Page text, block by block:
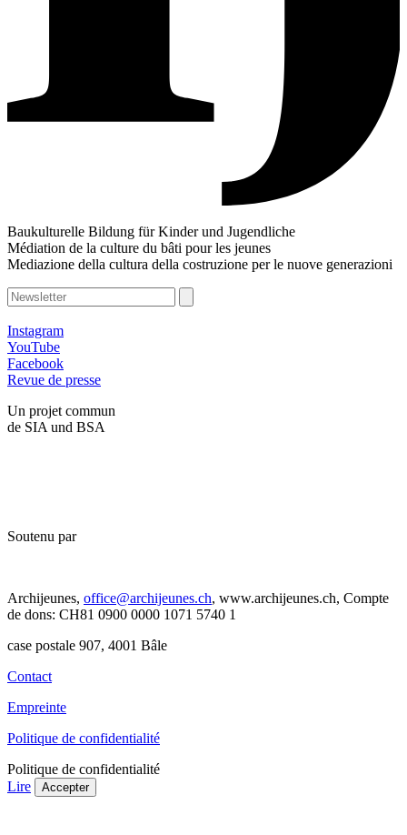
Baukulturelle Bildung für Kinder und Jugendliche
Médiation de la culture du bâti pour les jeunes
Mediazione della cultura della costruzione per le nuove generazioni
Instagram
YouTube
Facebook
Revue de presse
Un projet commun
de SIA und BSA
Soutenu par
Archijeunes, office@archijeunes.ch, www.archijeunes.ch, Compte
de dons: CH81 0900 0000 1071 5740 1
case postale 907, 4001 Bâle
Contact
Empreinte
Politique de confidentialité
Politique de confidentialité
Lire
Accepter